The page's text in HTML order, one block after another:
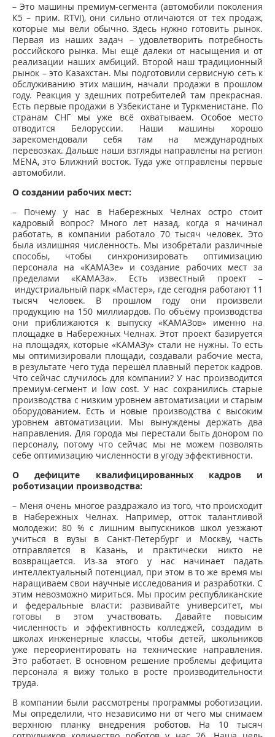
– Это машины премиум-сегмента (автомобили поколения
К5 – прим. RTVI), они сильно отличаются от тех продаж,
которые мы вели обычно. Здесь нужно готовить рынок.
Первая из наших задач – удовлетворить потребность
российского рынка. Мы ещё далеки от насыщения и от
реализации наших амбиций. Второй наш традиционный
рынок – это Казахстан. Мы подготовили сервисную сеть к
обслуживанию этих машин, начали продажи в прошлом
году. Реакция у здешних потребителей там прекрасная.
Есть первые продажи в Узбекистане и Туркменистане. По
странам СНГ мы уже всё охватываем. Особое место
отводится Белоруссии. Наши машины хорошо
зарекомендовали себя там на международных
перевозках. Дальше наши взгляды направлены на регион
MENA, это Ближний восток. Туда уже отправлены первые
автомобили.
О создании рабочих мест:
– Почему у нас в Набережных Челнах остро стоит
кадровый вопрос? Много лет назад, когда я начинал
работать, в компании работало 70 тысяч человек. Это
была излишняя численность. Мы изобретали различные
способы, чтобы синхронизировать оптимизацию
персонала на «КАМАЗе» и создание рабочих мест за
пределами «КАМАЗа». Есть известный проект –
индустриальный парк «Мастер», где сегодня работают 11
тысяч человек. В прошлом году они произвели
продукцию на 150 миллиардов. По объёму производства
они приближаются к выпуску «КАМАЗов» именно на
площадке в Набережных Челнах. Этот проект базируется
на площадях, которые «КАМАЗу» стали не нужны. То есть
мы оптимизировали площади, создавали рабочие места,
в результате чего туда перешёл плавный переток кадров.
Что сейчас случилось для компании? У нас производится
премиум-сегмент и low cost. У нас сохранились старые
производства с низким уровнем автоматизации и старым
оборудованием. Есть и новые производства с высоким
уровнем автоматизации. Мы вынуждены держать два
направления. Для города мы перестали быть донором по
персоналу, потому что сейчас мы не можем позволять
себе оптимизацию численности в угоду эффективности.
О дефиците квалифицированных кадров и
роботизации производства:
– Меня очень многое раздражало из того, что происходит
в Набережных Челнах. Например, отток талантливой
молодежи: 80 % с лишним выпускников школ уезжают
учиться в вузы в Санкт-Петербург и Москву, часть
отправляется в Казань, и практически никто не
возвращается. Из-за этого у нас начинает падать
интеллектуальный потенциал, при этом в то же время мы
наращиваем свои научные исследования и разработки. С
этим невозможно мириться. Мы просим республиканские
и федеральные власти: развивайте университет, мы
готовы в этом участвовать. Давайте повысим
численность и эффективность колледжей, создадим в
школах инженерные классы, чтобы детей, школьников
уже переориентировать на технические направления.
Это работает. В основном решение проблемы дефицита
персонала я вижу только в росте производительности
труда.
В компании были рассмотрены программы роботизации.
Мы определили, что независимо ни от чего мы снимаем
верхнюю планку внедрения роботов. На 10 тысяч